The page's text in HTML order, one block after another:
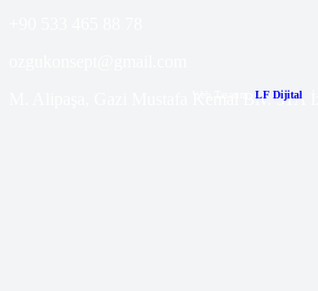
M. Alipaşa, Gazi Mustafa Kemal Blv. 51A
LF Dijital